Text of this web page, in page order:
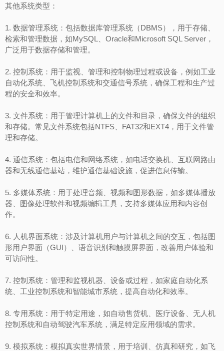
其他系统类型：
1. 数据管理系统：包括数据库管理系统（DBMS），用于存储、
检索和管理数据，如MySQL、Oracle和Microsoft SQL Server，
广泛用于数据存储和管理。
2. 控制系统：用于监视、管理和控制物理过程或设备，例如工业
自动化系统、飞机控制系统和交通信号系统，确保工程和生产过
程的安全和效率。
3. 文件系统：用于管理计算机上的文件和目录，确保文件的组织
和存储。常见文件系统包括NTFS、FAT32和EXT4，用于文件管
理和存储。
4. 通信系统：包括电信和网络系统，如电话交换机、互联网路由
器和无线通信基站，维护通信基础设施，促进信息传输。
5. 多媒体系统：用于处理音频、视频和图形数据，如多媒体播放
器、图像处理软件和视频编辑工具，支持多媒体应用和内容创
作。
6. 人机界面系统：涉及计算机用户与计算机之间的交互，包括图
形用户界面（GUI）、语音识别和触摸屏界面，改善用户体验和
可访问性。
7. 控制系统：管理和监视机器、设备或过程，如家庭自动化系
统、工业控制系统和智能城市系统，提高自动化和效率。
8. 专用系统：用于特定用途，如自动售货机、医疗设备、无人机
控制系统和自动驾驶汽车系统，满足特定应用领域的需求。
9. 模拟系统：模拟真实世界情景，用于培训、仿真和研究，如飞